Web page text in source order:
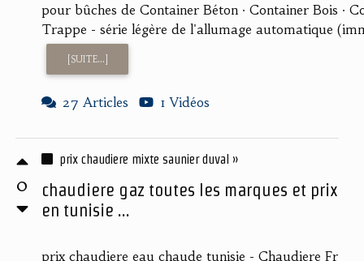
pour bûches de Container Béton · Container Bois ·
Trappe - série légère de l'allumage automatique
[SUITE...]
27 Articles 1 Vidéos
0
prix chaudiere mixte saunier duval »
chaudiere gaz toutes les marques et prix
en tunisie ...
prix chaudiere eau chaude tunisie - Chaudiere Fr